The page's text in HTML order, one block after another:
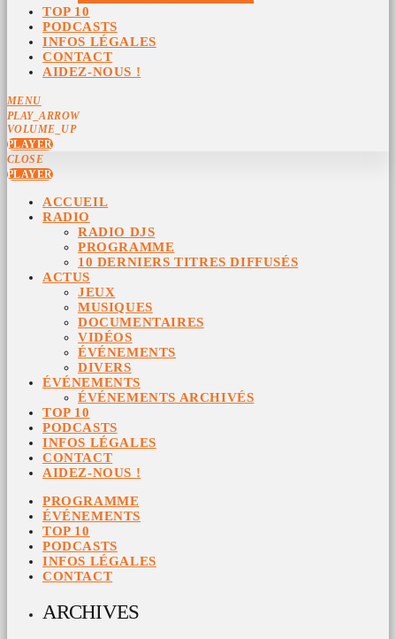
TOP 10
PODCASTS
INFOS LÉGALES
CONTACT
AIDEZ-NOUS !
MENU
PLAY_ARROW
VOLUME_UP
PLAYER
CLOSE
PLAYER
ACCUEIL
RADIO
RADIO DJS
PROGRAMME
10 DERNIERS TITRES DIFFUSÉS
ACTUS
JEUX
MUSIQUES
DOCUMENTAIRES
VIDÉOS
ÉVÉNEMENTS
DIVERS
ÉVÉNEMENTS
ÉVÉNEMENTS ARCHIVÉS
TOP 10
PODCASTS
INFOS LÉGALES
CONTACT
AIDEZ-NOUS !
PROGRAMME
ÉVÉNEMENTS
TOP 10
PODCASTS
INFOS LÉGALES
CONTACT
ARCHIVES